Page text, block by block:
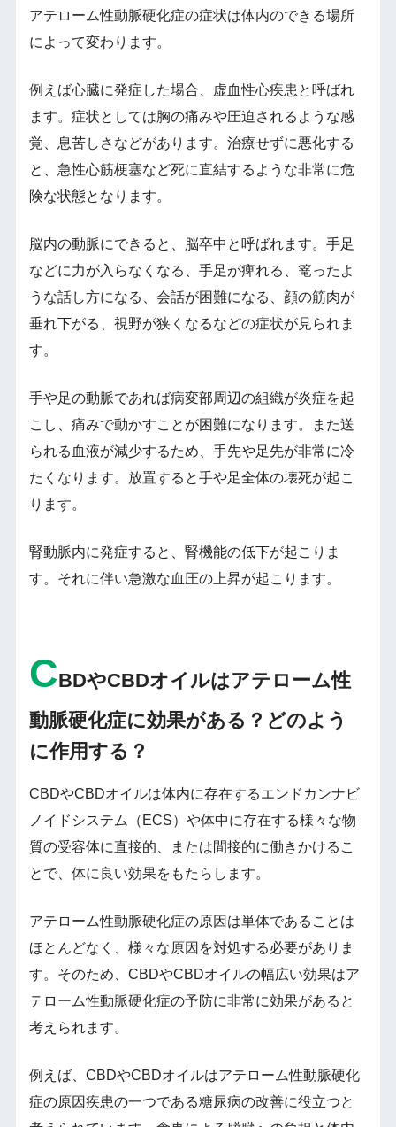
アテローム性動脈硬化症の症状は体内のできる場所
によって変わります。
例えば心臓に発症した場合、虚血性心疾患と呼ばれ
ます。症状としては胸の痛みや圧迫されるような感
覚、息苦しさなどがあります。治療せずに悪化する
と、急性心筋梗塞など死に直結するような非常に危
険な状態となります。
脳内の動脈にできると、脳卒中と呼ばれます。手足
などに力が入らなくなる、手足が痺れる、篭ったよ
うな話し方になる、会話が困難になる、顔の筋肉が
垂れ下がる、視野が狭くなるなどの症状が見られま
す。
手や足の動脈であれば病変部周辺の組織が炎症を起
こし、痛みで動かすことが困難になります。また送
られる血液が減少するため、手先や足先が非常に冷
たくなります。放置すると手や足全体の壊死が起こ
ります。
腎動脈内に発症すると、腎機能の低下が起こりま
す。それに伴い急激な血圧の上昇が起こります。
CBDやCBDオイルはアテローム性
動脈硬化症に効果がある？どのよう
に作用する？
CBDやCBDオイルは体内に存在するエンドカンナビ
ノイドシステム（ECS）や体中に存在する様々な物
質の受容体に直接的、または間接的に働きかけるこ
とで、体に良い効果をもたらします。
アテローム性動脈硬化症の原因は単体であることは
ほとんどなく、様々な原因を対処する必要がありま
す。そのため、CBDやCBDオイルの幅広い効果はア
テローム性動脈硬化症の予防に非常に効果があると
考えられます。
例えば、CBDやCBDオイルはアテローム性動脈硬化
症の原因疾患の一つである糖尿病の改善に役立つと